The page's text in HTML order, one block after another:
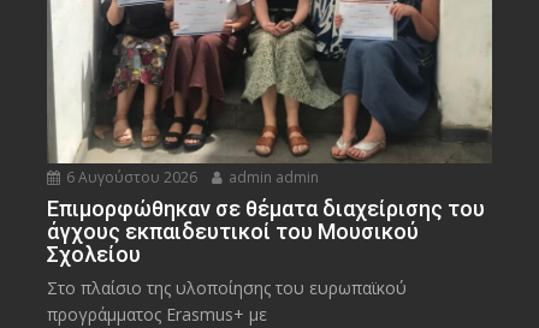
6 Αυγούστου 2026 admin admin
Eπιμορφώθηκαν σε θέματα διαχείρισης του
άγχους εκπαιδευτικοί του Μουσικού
Σχολείου
Στο πλαίσιο της υλοποίησης του ευρωπαϊκού
προγράμματος Erasmus+ με